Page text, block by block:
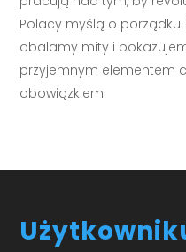
Polacy myślą o
obalamy mity i
przyjemnym elementem
obowiązkiem.